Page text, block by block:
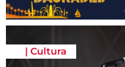
| Cultura